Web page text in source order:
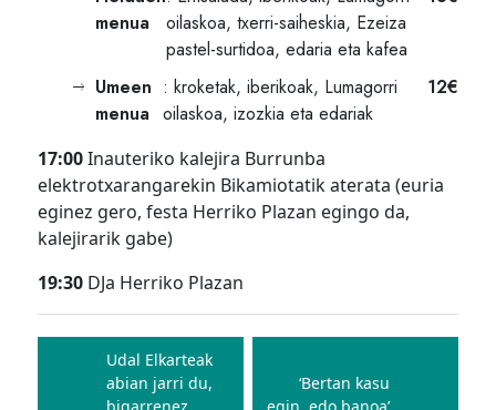
menua
oilaskoa, txerri-saiheskia, Ezeiza
pastel-surtidoa, edaria eta kafea
Umeen
menua
: kroketak, iberikoak, Lumagorri
oilaskoa, izozkia eta edariak
12€
17:00Inauteriko kalejira Burrunba
elektrotxarangarekin Bikamiotatik aterata (euria
eginez gero, festa Herriko Plazan egingo da,
kalejirarik gabe)
19:30 DJa Herriko Plazan
Bidalketetan
zehar
nabigatu
Udal Elkarteak
abian jarri du,
bigarrenez,
‘Bertan kasu
egin, edo banoa’